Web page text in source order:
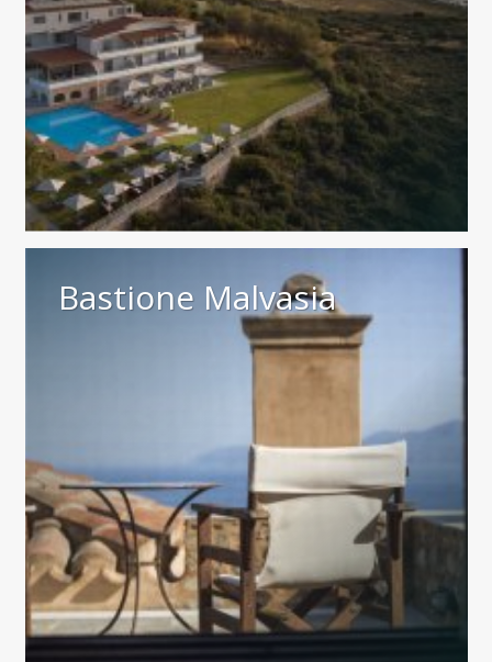
Bastione Malvasia